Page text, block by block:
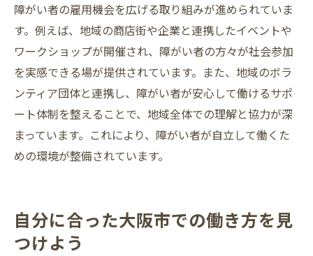
障がい者の雇用機会を広げる取り組みが進められていま
す。例えば、地域の商店街や企業と連携したイベントや
ワークショップが開催され、障がい者の方々が社会参加
を実感できる場が提供されています。また、地域のボラ
ンティア団体と連携し、障がい者が安心して働けるサポ
ート体制を整えることで、地域全体での理解と協力が深
まっています。これにより、障がい者が自立して働くた
めの環境が整備されています。
自分に合った大阪市での働き方を見
つけよう